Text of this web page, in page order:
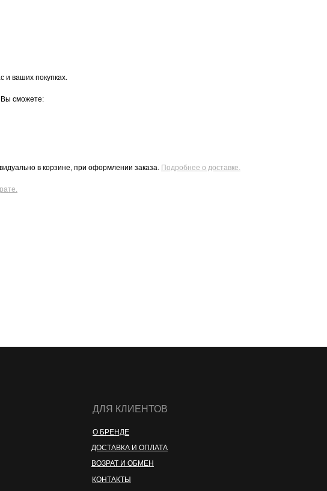
и ваших покупках.
Вы сможете:
в корзине, при оформлении заказа. Подробнее о доставке.
О БРЕНДЕ
ДЛЯ КЛИЕНТОВ
ДОСТАВКА И ОПЛАТА
ВОЗРАТ И ОБМЕН
КОНТАКТЫ